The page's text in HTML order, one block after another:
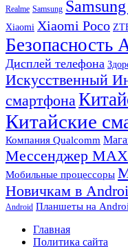
Realme Samsung
Xiaomi Xiaomi Poco
Безопасность
Дисплей телефона
Искусственный
смартфона
Китайские
Компания Qualcomm
Мессенджер MAX
Мобильные процессоры
Новичкам в
Android Планшеты на
Главная
Политика сайта